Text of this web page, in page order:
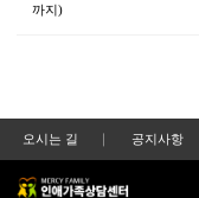
까지)
오시는 길 공지사항